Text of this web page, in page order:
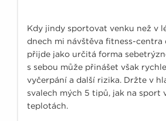
Kdy jindy sportovat venku než v
dnech mi návštěva fitness-
přijde jako určitá forma
s sebou může přinášet však
vyčerpání a další rizika. Držte v
svalech mých 5 tipů, jak na sport
teplotách.